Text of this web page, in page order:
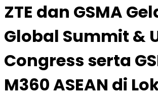
ZTE dan GSMA
Global Summit &
Congress serta
M360 ASEAN di